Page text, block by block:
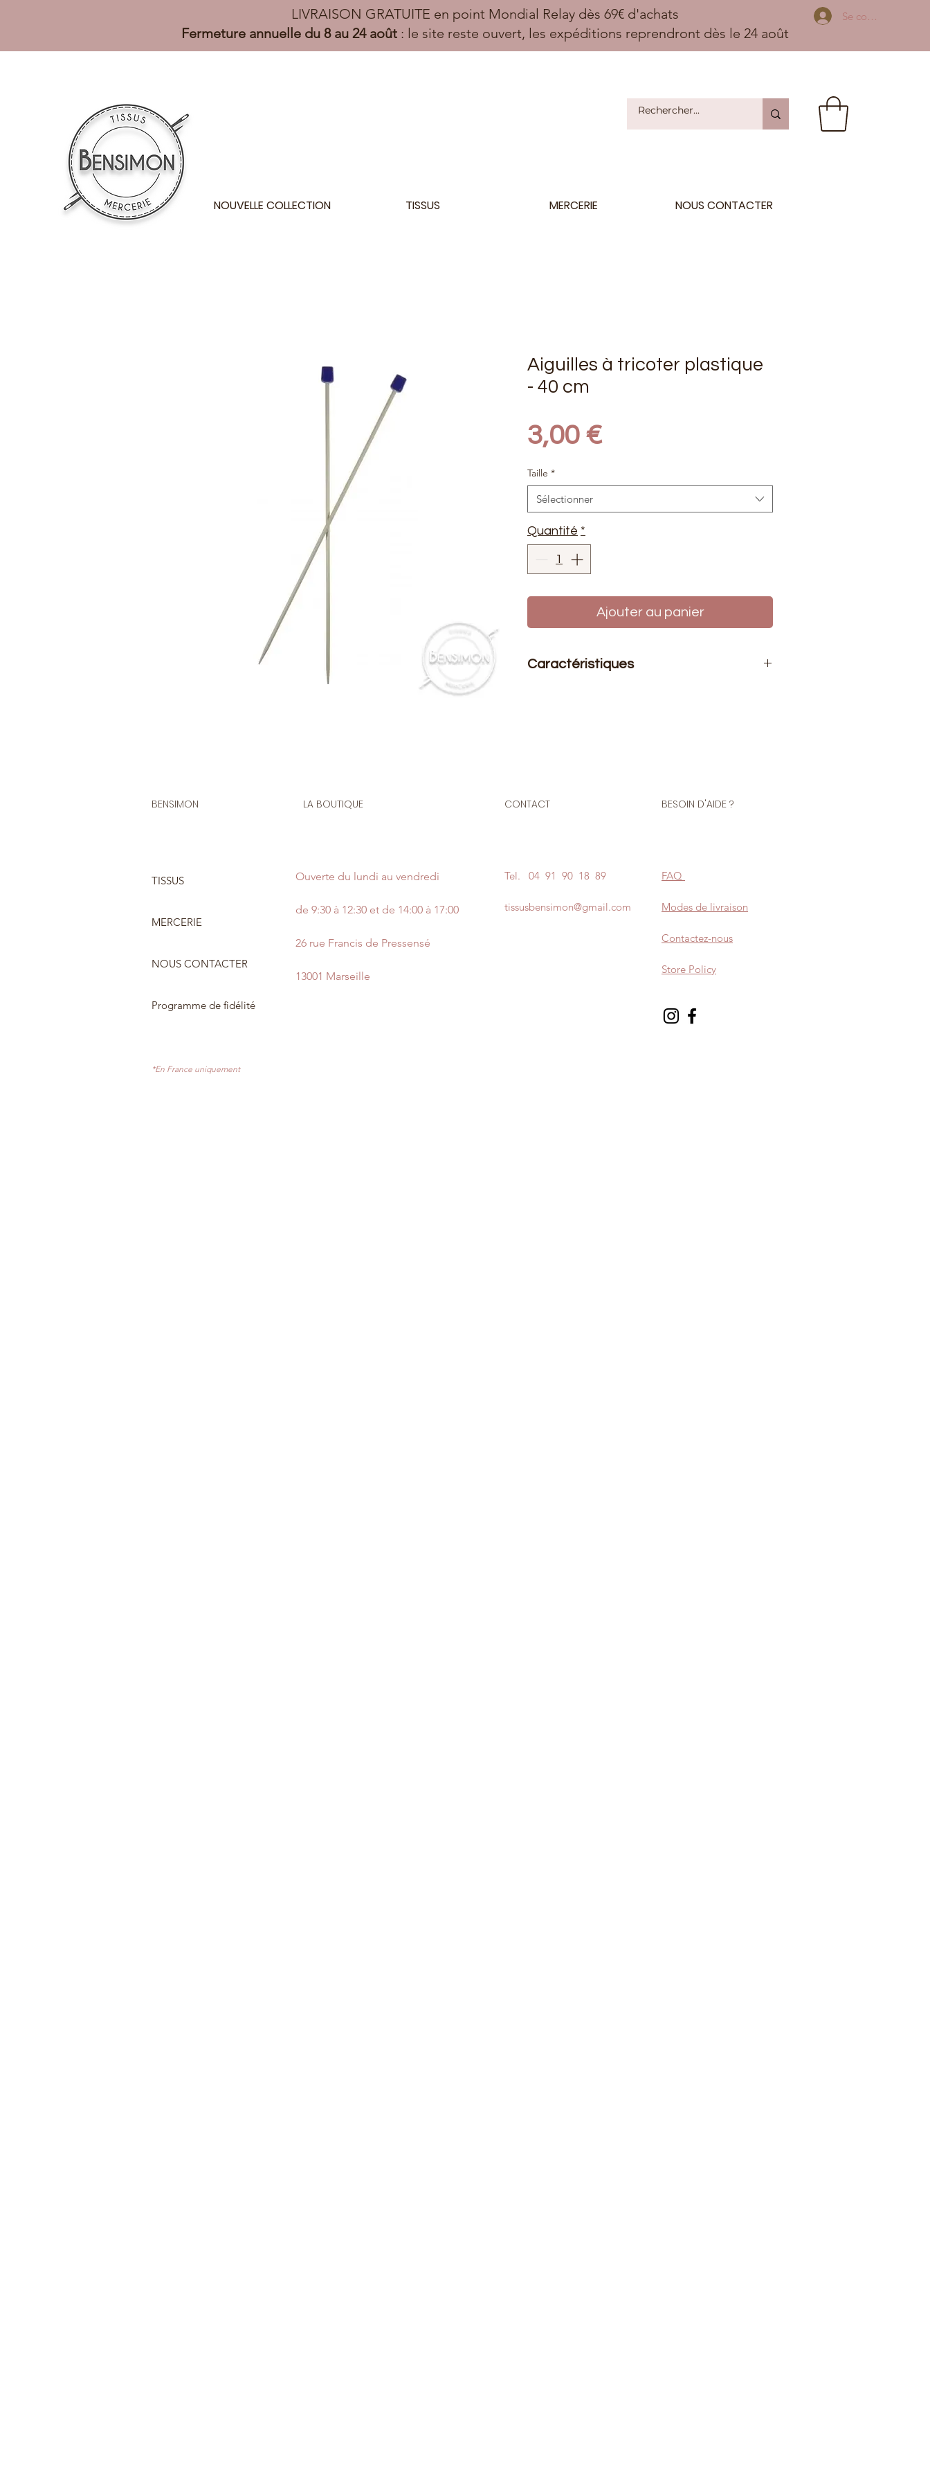
LIVRAISON GRATUITE en point Mondial Relay dès 69€ d'achats
Fermeture annuelle du 8 au 24 août: le site reste ouvert, les expéditions reprendront dès le 24 août
Se connecter
NOUVELLE COLLECTION TISSUS MERCERIE NOUS CONTACTER
Aiguilles à tricoter plastique
- 40 cm
3,00 €Prix
Taille *
Sélectionner
Quantité *
Ajouter au panier
Caractéristiques
BENSIMON
TISSUS
MERCERIE
NOUS CONTACTER
Programme de fidélité
LA BOUTIQUE
Ouverte du lundi au vendredi
de 9:30 à 12:30 et de 14:00 à 17:00
26 rue Francis de Pressensé
13001 Marseille
CONTACT BESOIN D'AIDE ?
Tel. 04 91 90 18 89
tissusbensimon@gmail.com
FAQ
Modes de livraison
Contactez-nous
Store Policy
*En France uniquement